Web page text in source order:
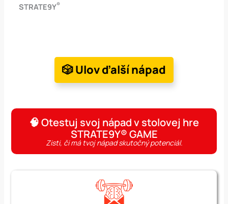
STRATE9Y®
🎲 Ulov ďalší nápad
🧠 Otestuj svoj nápad v stolovej hre
STRATE9Y® GAME
Zisti, či má tvoj nápad skutočný potenciál.